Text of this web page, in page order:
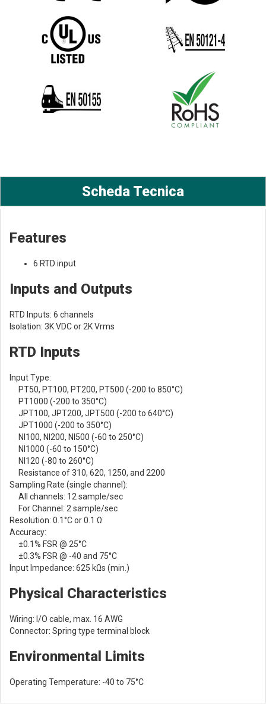
Scheda Tecnica
Features
6 RTD input
Inputs and Outputs
RTD Inputs: 6 channels
Isolation: 3K VDC or 2K Vrms
RTD Inputs
Input Type:
PT50, PT100, PT200, PT500 (-200 to 850°C)
PT1000 (-200 to 350°C)
JPT100, JPT200, JPT500 (-200 to 640°C)
JPT1000 (-200 to 350°C)
NI100, NI200, NI500 (-60 to 250°C)
NI1000 (-60 to 150°C)
NI120 (-80 to 260°C)
Resistance of 310, 620, 1250, and 2200
Sampling Rate (single channel):
All channels: 12 sample/sec
For Channel: 2 sample/sec
Resolution: 0.1°C or 0.1 Ω
Accuracy:
±0.1% FSR @ 25°C
±0.3% FSR @ -40 and 75°C
Input Impedance: 625 kΩs (min.)
Physical Characteristics
Wiring: I/O cable, max. 16 AWG
Connector: Spring type terminal block
Environmental Limits
Operating Temperature: -40 to 75°C